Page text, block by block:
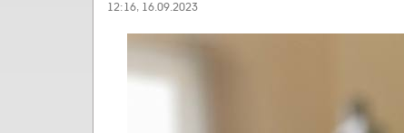
12:16, 16.09.2023